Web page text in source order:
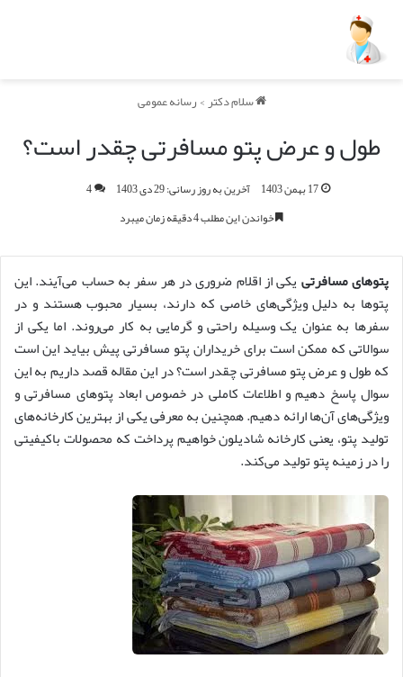
سلام دکتر>رسانه عمومی
طول و عرض پتو مسافرتی چقدر است؟
17 بهمن 1403 آخرین به روز رسانی: 29 دی 1403
4
خواندن این مطلب 4 دقیقه زمان میبرد
پتوهای مسافرتی یکی از اقلام ضروری در هر سفر به حساب می‌آیند. این
پتوها به دلیل ویژگی‌های خاصی که دارند، بسیار محبوب هستند و در
سفرها به عنوان یک وسیله راحتی و گرمایی به کار می‌روند. اما یکی از
سوالاتی که ممکن است برای خریداران پتو مسافرتی پیش بیاید این است
که طول و عرض پتو مسافرتی چقدر است؟ در این مقاله قصد داریم به این
سوال پاسخ دهیم و اطلاعات کاملی در خصوص ابعاد پتوهای مسافرتی و
ویژگی‌های آن‌ها ارائه دهیم. همچنین به معرفی یکی از بهترین کارخانه‌های
تولید پتو، یعنی کارخانه شادیلون خواهیم پرداخت که محصولات باکیفیتی
را در زمینه پتو تولید می‌کند.